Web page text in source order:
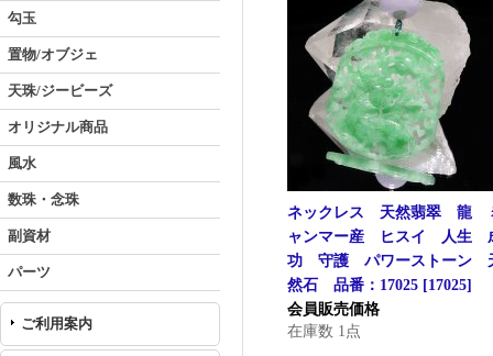
勾玉
置物/オブジェ
天珠/ジービーズ
オリジナル商品
風水
数珠・念珠
副資材
パーツ
ご利用案内
ネックレス 天然翡翠 龍
ャンマー産 ヒスイ 人生
功 守護 パワーストーン
然石 品番：17025 [17025]
会員販売価格
在庫数 1点